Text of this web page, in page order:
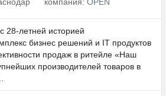
компания: OPEN
28-летней историей
бизнес решений и IT продуктов
продаж в ритейле «Наш
производителей товаров в